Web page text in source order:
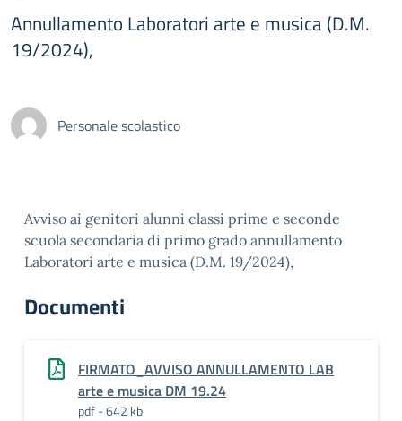
Annullamento Laboratori arte e musica (D.M.
19/2024),
Personale scolastico
Avviso ai genitori alunni classi prime e seconde
scuola secondaria di primo grado annullamento
Laboratori arte e musica (D.M. 19/2024),
Documenti
FIRMATO_AVVISO ANNULLAMENTO LAB
arte e musica DM 19.24
pdf - 642 kb